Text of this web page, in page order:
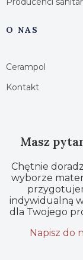
O NAS
Cerampol
Kontakt
Masz
Chętnie
wyborze
indywidualną
dla Twojego
Napisz do